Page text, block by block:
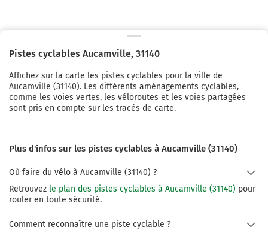
Pistes cyclables Aucamville, 31140
Affichez sur la carte les pistes cyclables pour la ville de
Aucamville (31140). Les différents aménagements cyclables,
comme les voies vertes, les véloroutes et les voies partagées
sont pris en compte sur les tracés de carte.
Plus d'infos sur les pistes cyclables à Aucamville (31140)
Où faire du vélo à Aucamville (31140) ?
Retrouvez le plan des pistes cyclables à Aucamville (31140) pour
rouler en toute sécurité.
Comment reconnaître une piste cyclable ?